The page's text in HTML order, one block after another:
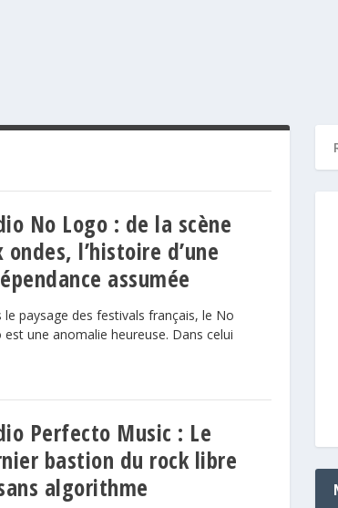
No Logo : de la scène
ondes, l’histoire d’une
assumée
le paysage des festivals français, le No
est une anomalie heureuse. Dans celui
Perfecto Music : Le
bastion du rock libre
algorithme